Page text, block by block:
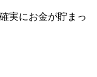
実にお金が貯まっ